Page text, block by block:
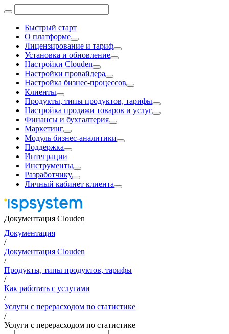
Быстрый старт
О платформе
Лицензирование и тариф
Установка и обновление
Настройки Clouden
Настройки провайдера
Настройка бизнес-процессов
Клиенты
Продукты, типы продуктов, тарифы
Настройка продажи товаров и услуг
Финансы и бухгалтерия
Маркетинг
Модуль бизнес-аналитики
Поддержка
Интеграции
Инструменты
Разработчику
Личный кабинет клиента
Документация Clouden
Документация
/
Документация Clouden
/
Продукты, типы продуктов, тарифы
/
Как работать с услугами
/
Услуги с перерасходом по статистике
/
Услуги с перерасходом по статистике